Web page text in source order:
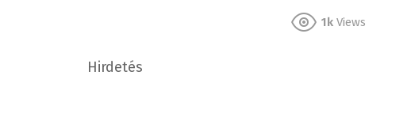
1k Views
Hirdetés